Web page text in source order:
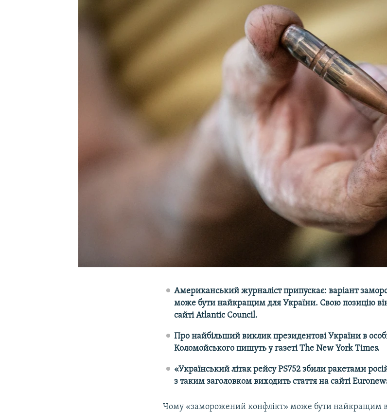
Американський журналіст припускає: варіант
може бути найкращим для України. Свою позицію він
сайті Atlantic Council.
Про найбільший виклик президентові України в особі
Коломойського пишуть у газеті The New York Times.
«Український літак рейсу PS752 збили ракетами
з таким заголовком виходить стаття на сайті
Чому «заморожений конфлікт» може бути найкращим